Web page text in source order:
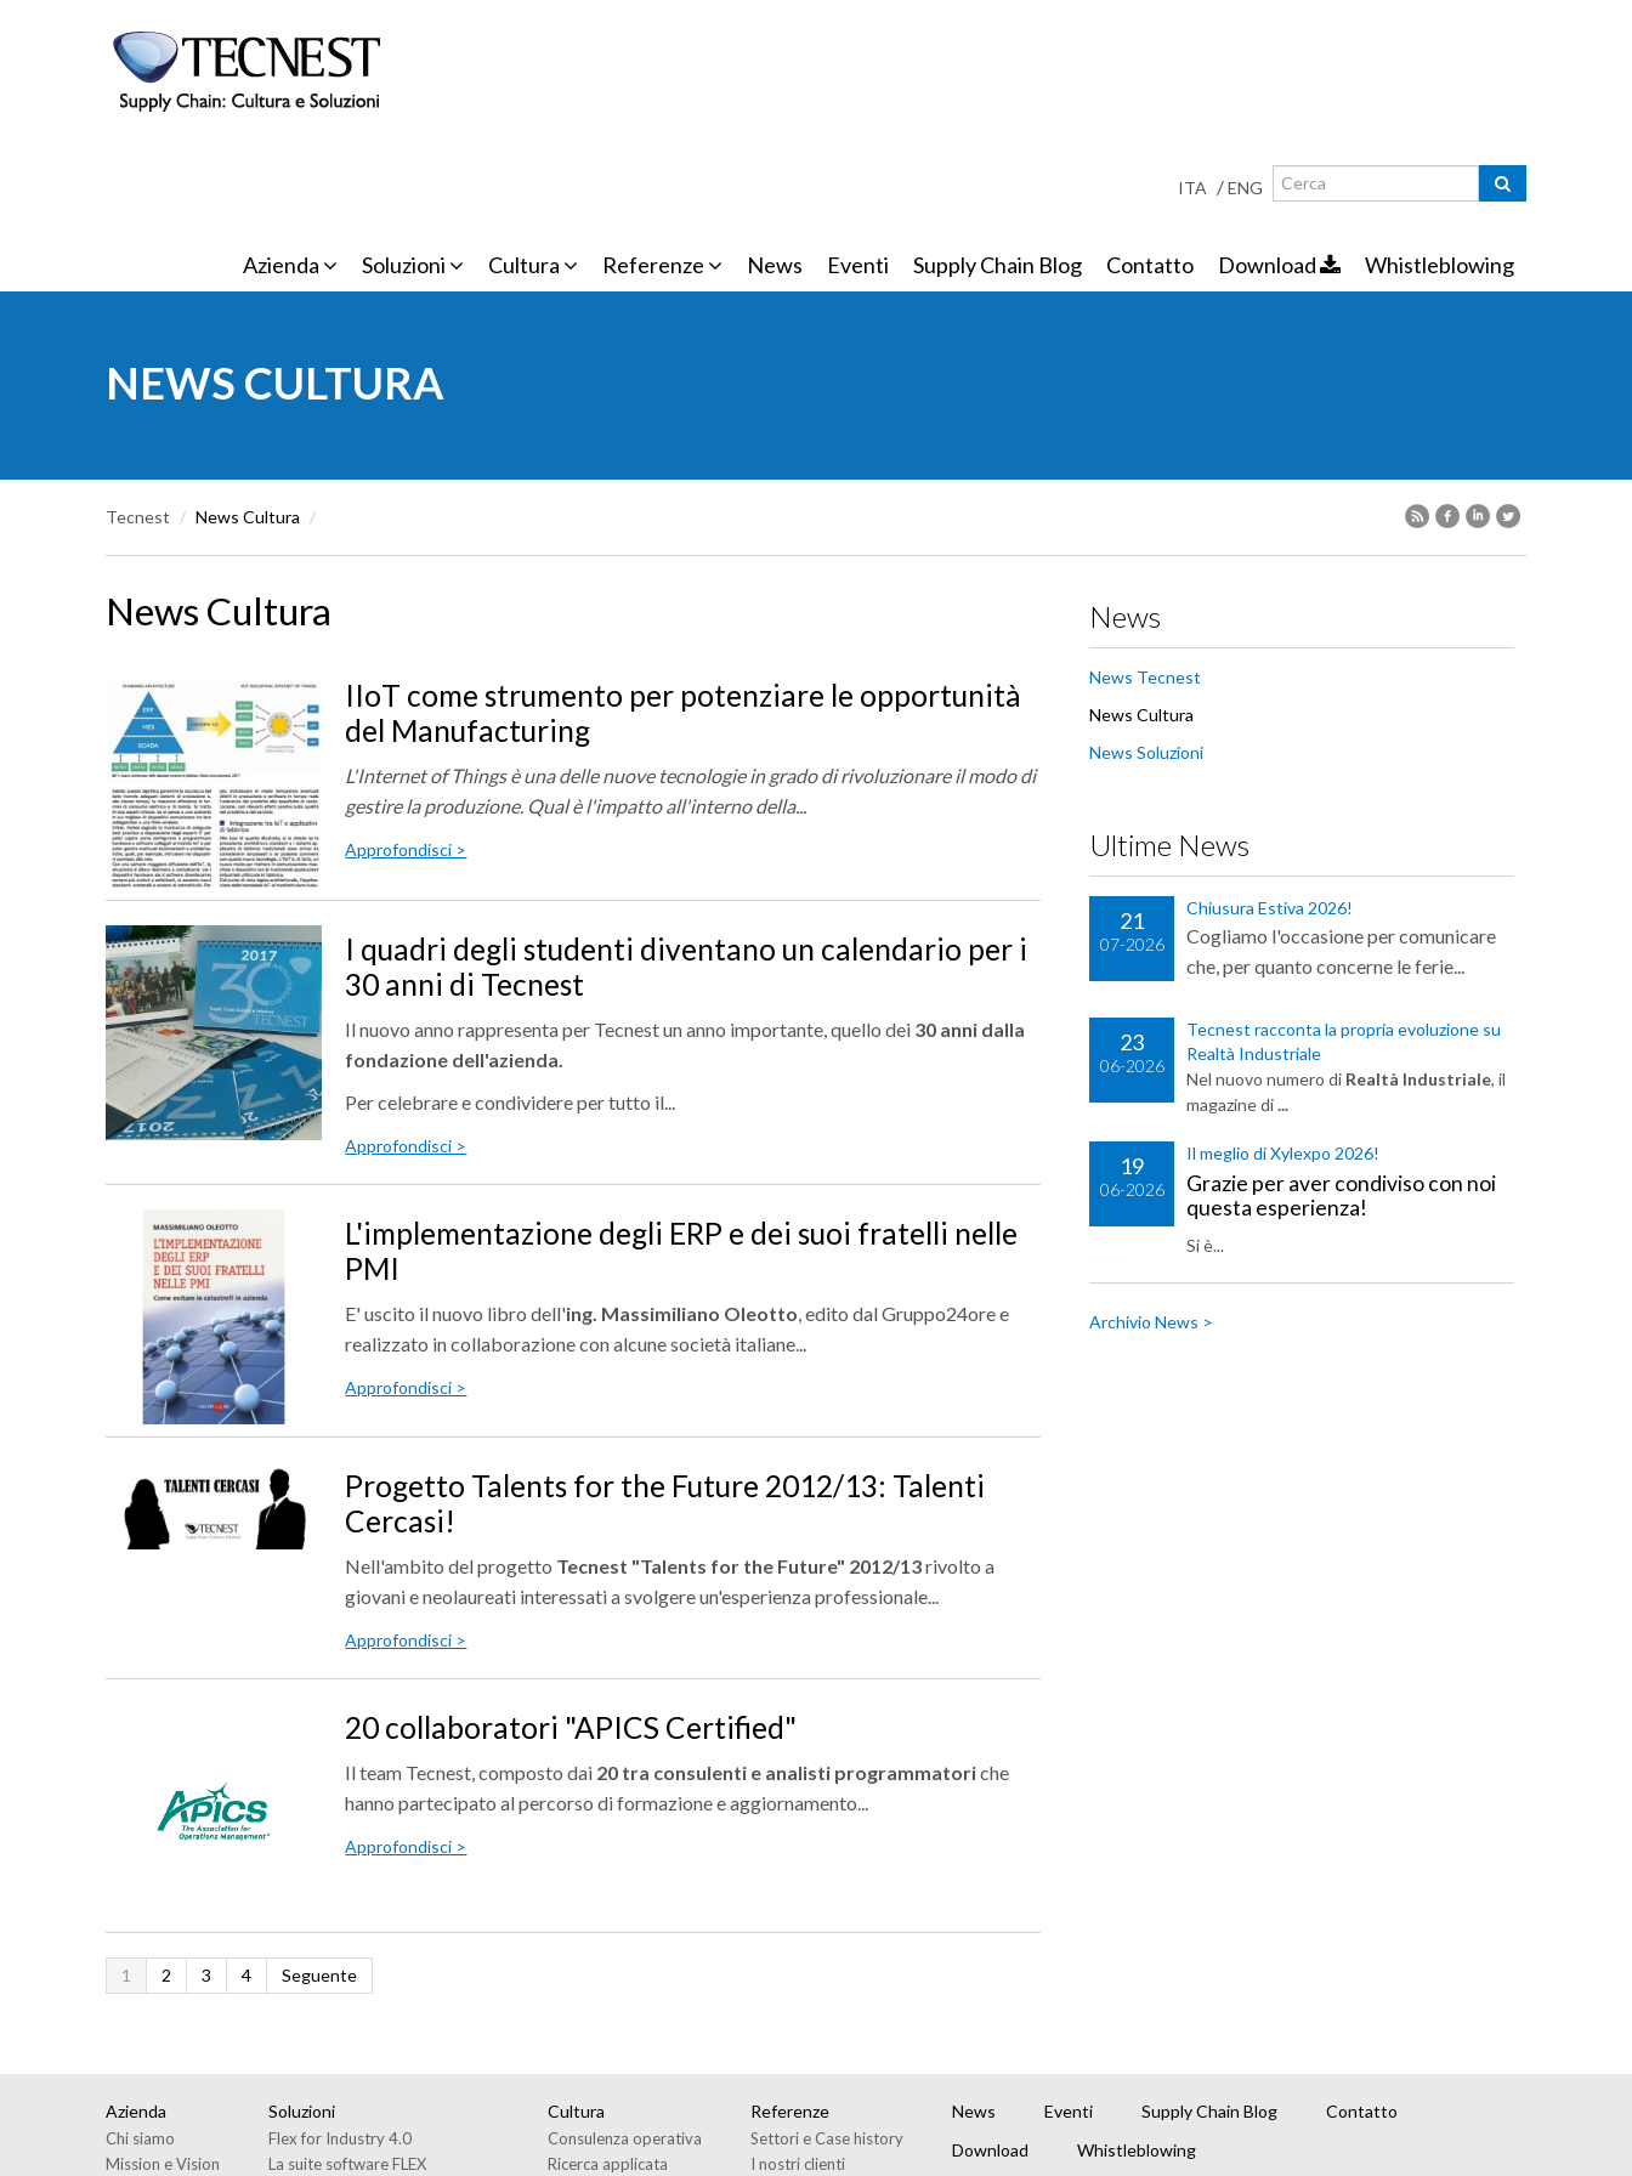
ITA /ENG Maschera di ricerca
Ricerca
Azienda Soluzioni Cultura Referenze News Eventi Supply Chain Blog Contatto Download Whistleblowing
NEWS CULTURA
Tecnest / News Cultura /
News Cultura
IIoT come strumento per potenziare le opportunità
del Manufacturing
L'Internet of Things è una delle nuove tecnologie in grado di rivoluzionare il modo di
gestire la produzione. Qual è l'impatto all'interno della...
Approfondisci >
I quadri degli studenti diventano un calendario per i
30 anni di Tecnest
Il nuovo anno rappresenta per Tecnest un anno importante, quello dei 30 anni dalla
fondazione dell'azienda.
Per celebrare e condividere per tutto il...
Approfondisci >
L'implementazione degli ERP e dei suoi fratelli nelle
PMI
E' uscito il nuovo libro dell'ing. Massimiliano Oleotto , edito dal Gruppo24ore e
realizzato in collaborazione con alcune società italiane...
Approfondisci >
Progetto Talents for the Future 2012/13: Talenti
Cercasi!
Nell'ambito del progetto Tecnest "Talents for the Future" 2012/13rivolto a
giovani e neolaureati interessati a svolgere un'esperienza professionale...
Approfondisci >
20 collaboratori "APICS Certified"
Il team Tecnest, composto dai 20 tra consulenti e analisti programmatoriche
hanno partecipato al percorso di formazione e aggiornamento...
Approfondisci >
1 2 3 4 Seguente
News
News Tecnest
News Cultura
News Soluzioni
Ultime News
21
07-2026
Chiusura Estiva 2026!
Cogliamo l'occasione per comunicare
che, per quanto concerne le ferie...
23
06-2026
Tecnest racconta la propria evoluzione su
Realtà Industriale
Nel nuovo numero di Realtà Industriale, il
magazine di...
19
06-2026
Il meglio di Xylexpo 2026!
Grazie per aver condiviso con noi
questa esperienza!
Si è...
Archivio News >
Azienda
Chi siamo
Mission e Vision
Soluzioni
Flex for Industry 4.0
La suite software FLEX
Cultura
Consulenza operativa
Ricerca applicata
Referenze
Settori e Case history
I nostri clienti
News Eventi Supply Chain Blog
Contatto
Download
Whistleblowing